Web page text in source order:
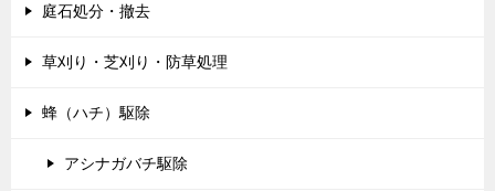
庭石処分・撤去
草刈り・芝刈り・防草処理
蜂（ハチ）駆除
アシナガバチ駆除